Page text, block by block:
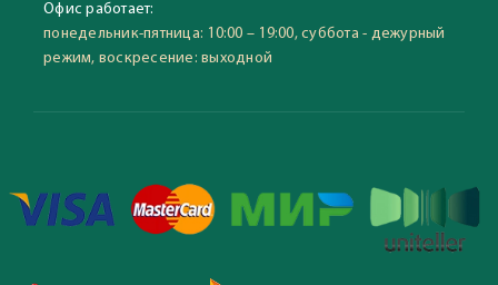
Офис работает:
понедельник-пятница: 10:00 – 19:00, суббота - дежурный
режим, воскресение: выходной